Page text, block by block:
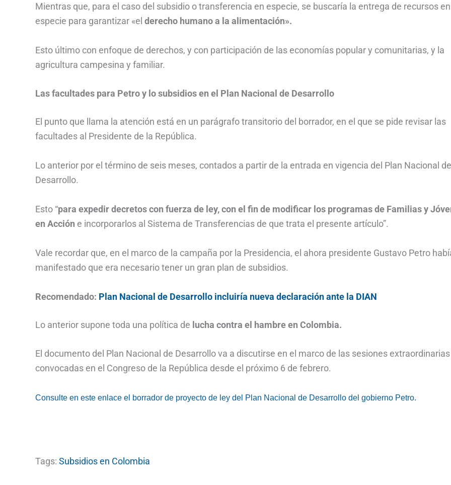
Mientras que, para el caso del subsidio o transferencia en especie, se buscaría la entrega de recursos en
especie para garantizar «el derecho humano a la alimentación».
Esto último con enfoque de derechos, y con participación de las economías popular y comunitarias, y la
agricultura campesina y familiar.
Las facultades para Petro y lo subsidios en el Plan Nacional de Desarrollo
El punto que llama la atención está en un parágrafo transitorio del borrador, en el que se pide revisar las
facultades al Presidente de la República.
Lo anterior por el término de seis meses, contados a partir de la entrada en vigencia del Plan Nacional de
Desarrollo.
Esto “para expedir decretos con fuerza de ley, con el fin de modificar los programas de Familias y
en Acción e incorporarlos al Sistema de Transferencias de que trata el presente artículo”.
Vale recordar que, en el marco de la campaña por la Presidencia, el ahora presidente Gustavo Petro
manifestado que era necesario tener un gran plan de subsidios.
Recomendado: Plan Nacional de Desarrollo incluiría nueva declaración ante la DIAN
Lo anterior supone toda una política de lucha contra el hambre en Colombia.
El documento del Plan Nacional de Desarrollo va a discutirse en el marco de las sesiones extraordinarias
convocadas en el Congreso de la República desde el próximo 6 de febrero.
Consulte en este enlace el borrador de proyecto de ley del Plan Nacional de Desarrollo del gobierno Petro.
Tags: Subsidios en Colombia